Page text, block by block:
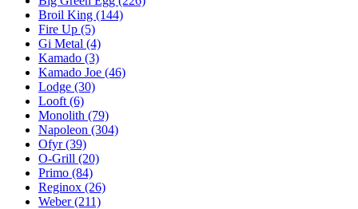
Broil King (144)
Fire Up (5)
Gi Metal (4)
Kamado (3)
Kamado Joe (46)
Lodge (30)
Looft (6)
Monolith (79)
Napoleon (304)
Ofyr (39)
O-Grill (20)
Primo (84)
Reginox (26)
Weber (211)